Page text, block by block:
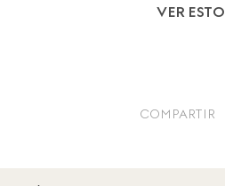
VER ESTO
COMPARTIR